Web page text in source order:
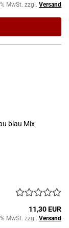
MwSt. zzgl. Versand
blau Mix
11,30 EUR
MwSt. zzgl. Versand